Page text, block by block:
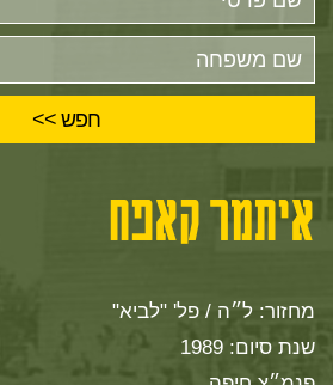
פרטי
שם
משפחה
איתמר קאפח
מחזור: ל״ה / פל' "לביא"
שנת סיום: 1989